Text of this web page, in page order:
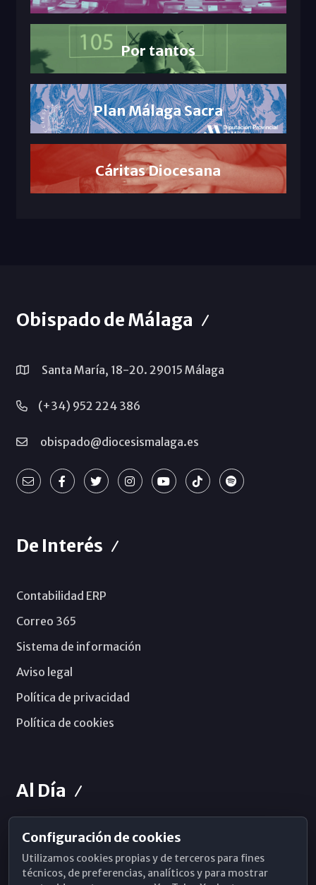
Por tantos
Plan Málaga Sacra
Cáritas Diocesana
Obispado de Málaga
Santa María, 18-20. 29015 Málaga
(+34) 952 224 386
obispado@diocesismalaga.es
De Interés
Contabilidad ERP
Correo 365
Sistema de información
Aviso legal
Política de privacidad
Política de cookies
Al Día
Horarios de Misa
Hemeroteca
Configuración de cookies
Utilizamos cookies propias y de terceros para fines
técnicos, de preferencias, analíticos y para mostrar